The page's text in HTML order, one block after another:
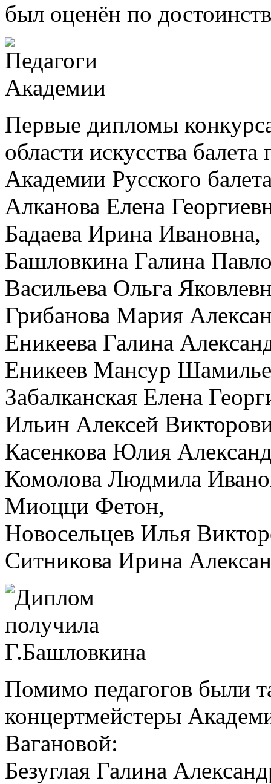
был оценён по
Первые дипломы
области искусства
Академии Русского
Алканова Елена
Бадаева Ирина Ивановна,
Башловкина Галина
Васильева Ольга
Грибанова Мария
Еникеева Галина
Еникеев Мансур
Забалканская Елена
Ильин Алексей
Касенкова Юлия
Комолова Людмила
Миоцци Фетон,
Новосельцев Илья
Ситникова Ирина
Помимо педагогов были
концертмейстеры
Вагановой:
Безуглая Галина